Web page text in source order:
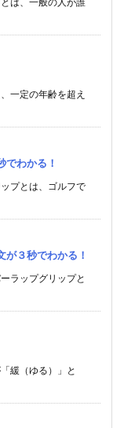
は、一般の人が誰
一定の年齢を超え
でわかる！
プとは、ゴルフで
が３秒でわかる！
ラップグリップと
緩（ゆる）」と